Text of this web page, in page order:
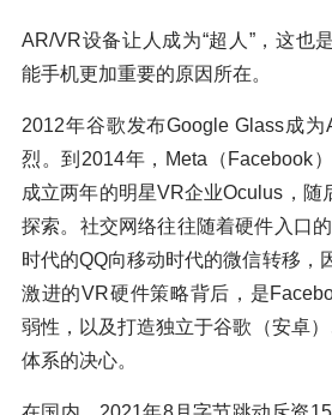
AR/VR设备让人成为“超人”，这也
能手机更加重要的原因所在。
2012年谷歌发布Google Glass成
烈。到2014年，Meta（Facebook
成立两年的明星VR企业Oculus，随
探索。社交网络往往随着硬件入口
时代的QQ向移动时代的微信转移，
激进的VR硬件策略背后，是
弱性，以及打造独立于谷歌（安卓
体系的决心。